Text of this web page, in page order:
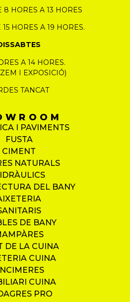
8 HORES A 13 HORES
15 HORES A 19 HORES.
A 14 HORES.
I EXPOSICIÓ)
TANCAT
I PAVIMENTS
FUSTA
CIMENT
NATURALS
DEL BANY
DE BANY
DE LA CUINA
CUINA
CUINA
PRO